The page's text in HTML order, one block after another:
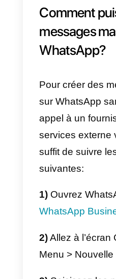
promotion
services ou
ils peuvent
utilisent
pourquoi
pas son
D’autre
risquez de
messages